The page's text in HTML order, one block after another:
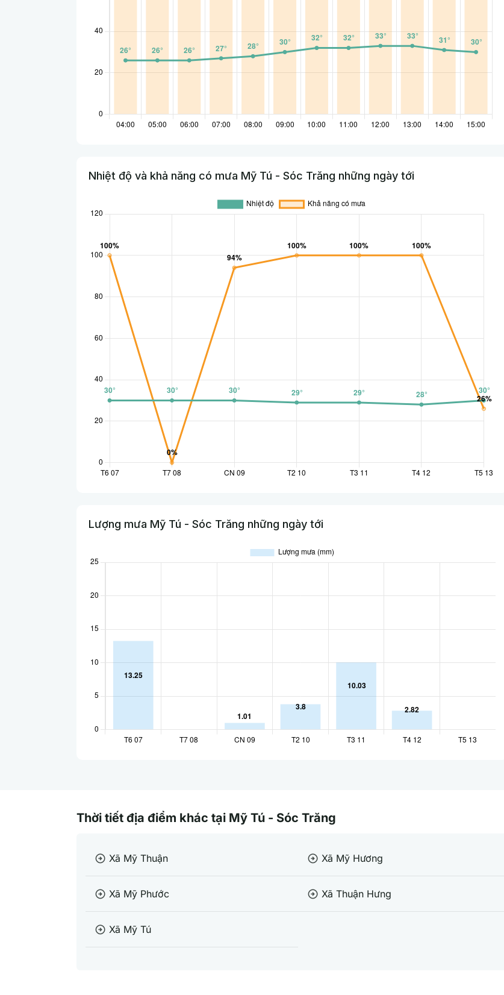
Nhiệt độ và khả năng có mưa Mỹ Tú - Sóc Trăng những ngày tới
Lượng mưa Mỹ Tú - Sóc Trăng những ngày tới
Thời tiết địa điểm khác tại Mỹ Tú - Sóc Trăng
arrow_circle_right Xã Mỹ Thuận arrow_circle_right Xã Mỹ Hương
arrow_circle_right Xã Mỹ Phước arrow_circle_right Xã Thuận Hưng
arrow_circle_right Xã Mỹ Tú